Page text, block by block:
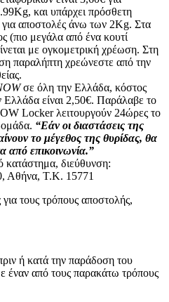
και υπάρχει πρόσθετη
αποστολές άνω των 2Κg. Στα
(πιο μεγάλα από ένα κουτί
με ογκομετρική χρέωση. Στη
παραλήπτη χρεώνεστε από την
σε όλη την Ελλάδα, κόστος
Ελλάδα είναι 2,50€. Παράλαβε το
Locker λειτουργούν 24ώρες το
“Εάν οι διαστάσεις της
το μέγεθος της θυρίδας, θα
από επικοινωνία.”
διεύθυνση:
Αθήνα, Τ.Κ. 15771
για τους τρόπους αποστολής,
ή κατά την παράδοση του
έναν από τους παρακάτω τρόπους